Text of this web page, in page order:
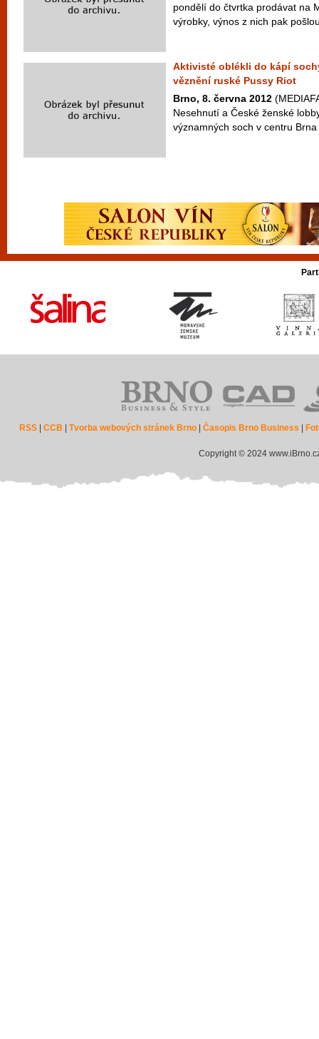
pondělí do čtvrtka prodávat na
výrobky, výnos z nich pak
Aktivisté oblékli do kápí
věznění ruské Pussy Riot
Brno, 8. června 2012
Nesehnutí a České ženské
významných soch v centru
RSS |CCB |Tvorba webových stránek Brno |Časopis Brno Business
Copyright © 2024